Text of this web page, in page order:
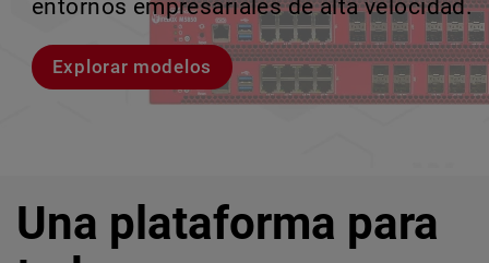
entornos empresariales de alta velocidad.
Explorar modelos
provocan brechas y descubrir riesgos
ocultos de IA y TI.
Explora CloudDR
escalar sin perder ningún pas
Conozcan a Rai
crecimiento escalable.
Conozca WatchGuard EDR
Una plataforma para